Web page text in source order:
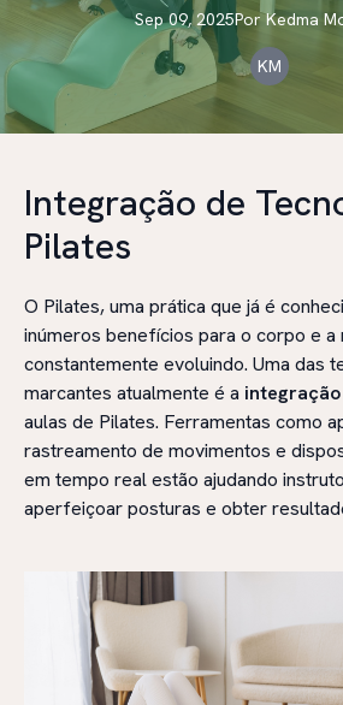
Sep 09, 2025Por Kedma
KM
Integração de
Pilates
O Pilates, uma prática que já é
inúmeros benefícios para o corpo e a
constantemente evoluindo. Uma das
marcantes atualmente é a
aulas de Pilates. Ferramentas como
rastreamento de movimentos e
em tempo real estão ajudando
aperfeiçoar posturas e obter